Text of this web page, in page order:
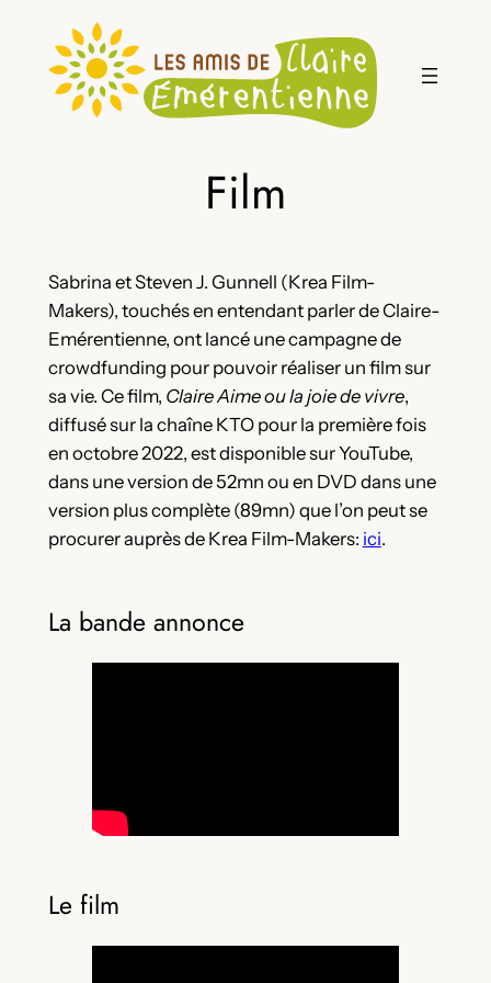
contenu
Film
Sabrina et Steven J. Gunnell (Krea Film-
Makers), touchés en entendant parler de Claire-
Emérentienne, ont lancé une campagne de
crowdfunding pour pouvoir réaliser un film sur
sa vie. Ce film, Claire Aime ou la joie de vivre,
diffusé sur la chaîne KTO pour la première fois
en octobre 2022, est disponible sur YouTube,
dans une version de 52mn ou en DVD dans une
version plus complète (89mn) que l’on peut se
procurer auprès de Krea Film-Makers: ici.
La bande annonce
Le film